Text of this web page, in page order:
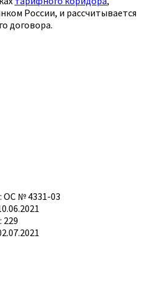
России, и рассчитывается
договора.
ОС № 4331-03
229